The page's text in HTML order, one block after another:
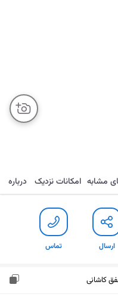
تماس مشابه امکانات نزدیک درباره
ارسال تماس
کاشانی